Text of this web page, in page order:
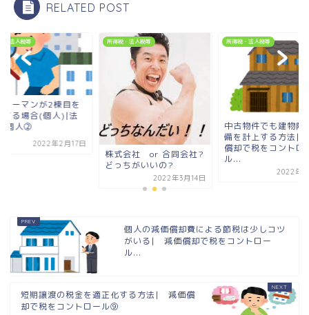
RELATED POST
・法人税等
リーマンが2棟目を
する場合(個人)|法
個人②
2022年2月17日
所得税・法人税等
株式会社 or 合同会社?
どっちがいいの?
2022年3月14日
所得税・法人税等
中古物件でも建物附
備を計上する方法|
償却で税をコントロ
ル...
2022年1
個人の減価償却費による節税は少しコツ
がいる| 減価償却で税をコントロー
ル...
短期譲渡の税金を適正化する方法| 減価償
却で税をコントロール⑨